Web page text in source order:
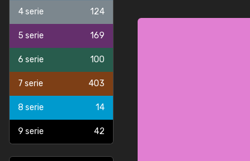
4 serie 124
5 serie 169
6 serie 100
7 serie 403
8 serie 14
9 serie 42